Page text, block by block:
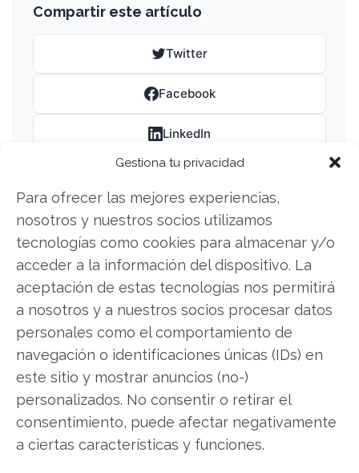
Gestiona tu privacidad
Para ofrecer las mejores experiencias,
nosotros y nuestros socios utilizamos
tecnologías como cookies para almacenar y/o
acceder a la información del dispositivo. La
aceptación de estas tecnologías nos permitirá
a nosotros y a nuestros socios procesar datos
personales como el comportamiento de
navegación o identificaciones únicas (IDs) en
este sitio y mostrar anuncios (no-)
personalizados. No consentir o retirar el
consentimiento, puede afectar negativamente
a ciertas características y funciones.
Compartir este artículo
Twitter
Facebook
LinkedIn
Copiar enlace
SOBRE EL AUTOR
Javier Martínez González
Ingeniero de software convertido en escritor
tecnológico. Analiza las últimas tendencias en
hardware, software empresarial y computación en
la nube.